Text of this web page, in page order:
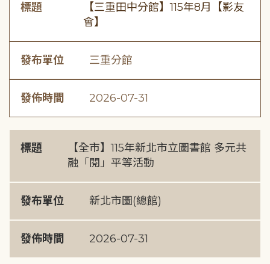
標題
【三重田中分館】115年8月【影友
會】
發布單位 三重分館
發佈時間 2026-07-31
標題
【全市】115年新北市立圖書館 多元共
融「閱」平等活動
發布單位 新北市圖(總館)
發佈時間 2026-07-31